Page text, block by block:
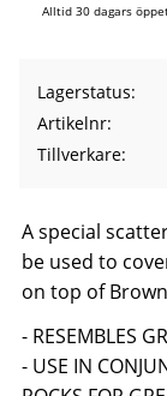
Alltid 30 dagars
Lagerstatus
Artikelnr
Tillverkare
A special
be used to
on top of
- RESEMBLES
- USE IN